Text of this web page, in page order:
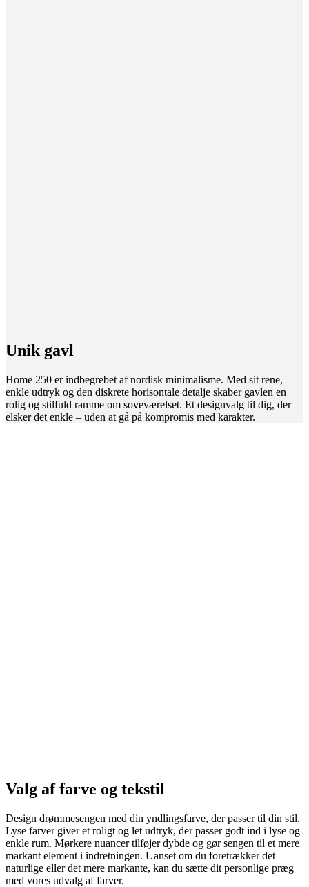
Unik gavl
Home 250 er indbegrebet af nordisk minimalisme. Med sit rene,
enkle udtryk og den diskrete horisontale detalje skaber gavlen en
rolig og stilfuld ramme om soveværelset. Et designvalg til dig, der
elsker det enkle – uden at gå på kompromis med karakter.
Valg af farve og tekstil
Design drømmesengen med din yndlingsfarve, der passer til din stil.
Lyse farver giver et roligt og let udtryk, der passer godt ind i lyse og
enkle rum. Mørkere nuancer tilføjer dybde og gør sengen til et mere
markant element i indretningen. Uanset om du foretrækker det
naturlige eller det mere markante, kan du sætte dit personlige præg
med vores udvalg af farver.